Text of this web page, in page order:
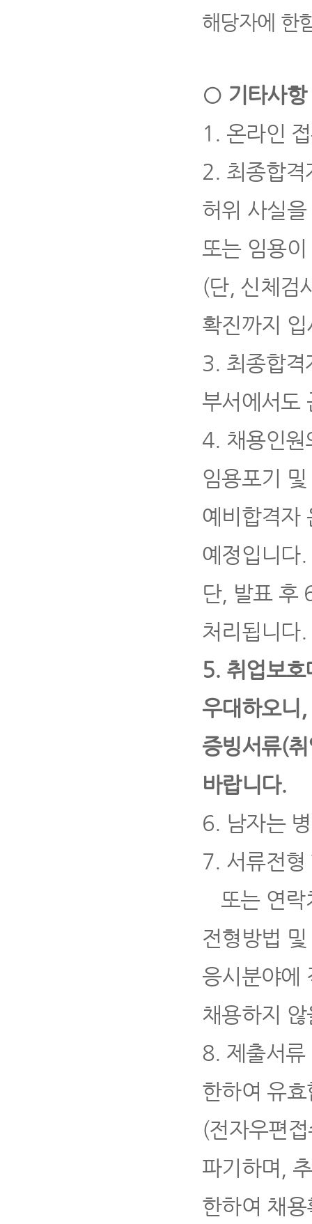
해당자에 한
○ 기타사항
1. 온라인
2. 최종합
허위 사실
또는 임용
(단, 신체검
확진까지
3. 최종합
부서에서도
4. 채용인
임용포기
예비합격자
예정입니다.
단, 발표 후
처리됩니다.
5. 취업보호
우대하오니 ,
증빙서류(
바랍니다.
6. 남자는
7. 서류전
또는 연
전형방법
응시분야에
채용하지
8. 제출서
한하여 유
(전자우편
파기하며 ,
한하여 채